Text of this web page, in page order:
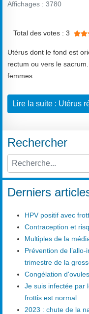
Affichages : 3780
Total des votes : 3
Utérus dont le fond est
rectum ou vers le
femmes.
Lire la suite : Utérus
Rechercher
Type 2 or more
Derniers
HPV positif avec
Contraception et
Multiples de la
Prévention de
trimestre de la
Congélation
Je suis infectée par
frottis est normal
2023 : chute de la